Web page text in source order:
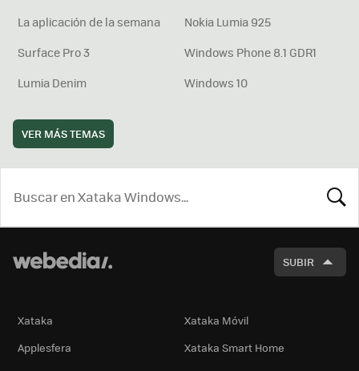
La aplicación de la semana
Nokia Lumia 925
Surface Pro 3
Windows Phone 8.1 GDR1
Lumia Denim
Windows 10
VER MÁS TEMAS
SUBIR
Xataka
Xataka Móvil
Applesfera
Xataka Smart Home